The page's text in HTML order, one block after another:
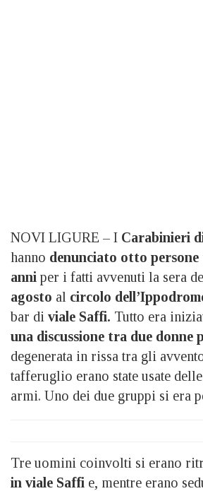
NOVI LIGURE – I Carabinieri
hanno denunciato otto persone
anni per i fatti avvenuti la sera
agosto al circolo
bar di viale Saffi. Tutto era
una discussione tra due
degenerata in rissa tra gli
tafferuglio erano state usate delle
armi. Uno dei due gruppi si era
Tre uomini coinvolti si erano
in viale Saffi e, mentre erano